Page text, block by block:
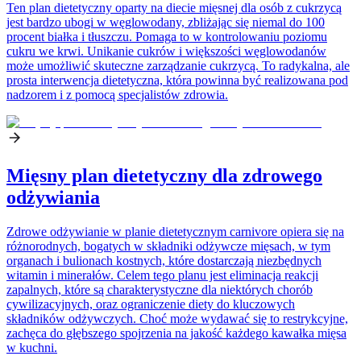
Ten plan dietetyczny oparty na diecie mięsnej dla osób z cukrzycą
jest bardzo ubogi w węglowodany, zbliżając się niemal do 100
procent białka i tłuszczu. Pomaga to w kontrolowaniu poziomu
cukru we krwi. Unikanie cukrów i większości węglowodanów
może umożliwić skuteczne zarządzanie cukrzycą. To radykalna, ale
prosta interwencja dietetyczna, która powinna być realizowana pod
nadzorem i z pomocą specjalistów zdrowia.
Mięsny plan dietetyczny dla zdrowego
odżywiania
Zdrowe odżywianie w planie dietetycznym carnivore opiera się na
różnorodnych, bogatych w składniki odżywcze mięsach, w tym
organach i bulionach kostnych, które dostarczają niezbędnych
witamin i minerałów. Celem tego planu jest eliminacja reakcji
zapalnych, które są charakterystyczne dla niektórych chorób
cywilizacyjnych, oraz ograniczenie diety do kluczowych
składników odżywczych. Choć może wydawać się to restrykcyjne,
zachęca do głębszego spojrzenia na jakość każdego kawałka mięsa
w kuchni.